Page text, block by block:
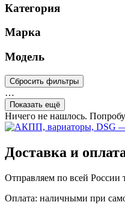
Категория
Марка
Модель
Сбросить фильтры
…
Показать ещё
Ничего не нашлось.
Доставка и
Отправляем по всей
Оплата: наличными при